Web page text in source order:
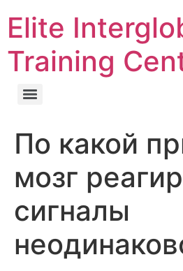
Elite
Training
По какой
мозг
сигналы